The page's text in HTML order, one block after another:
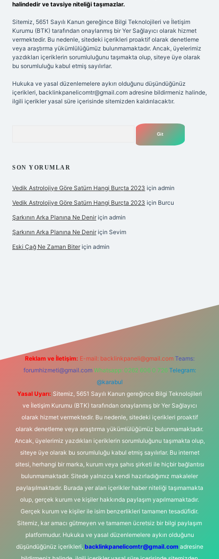
halindedir ve tavsiye niteliği taşımazlar.
Sitemiz, 5651 Sayılı Kanun gereğince Bilgi Teknolojileri ve İletişim
Kurumu (BTK) tarafından onaylanmış bir Yer Sağlayıcı olarak hizmet
vermektedir. Bu nedenle, sitedeki içerikleri proaktif olarak denetleme
veya araştırma yükümlülüğümüz bulunmamaktadır. Ancak, üyelerimiz
yazdıkları içeriklerin sorumluluğunu taşımakta olup, siteye üye olarak
bu sorumluluğu kabul etmiş sayılırlar.
Hukuka ve yasal düzenlemelere aykırı olduğunu düşündüğünüz
içerikleri, backlinkpanelicomtr@gmail.com adresine bildirmeniz halinde,
ilgili içerikler yasal süre içerisinde sitemizden kaldırılacaktır.
SON YORUMLAR
Vedik Astrolojiye Göre Satürn Hangi Burçta 2023 için admin
Vedik Astrolojiye Göre Satürn Hangi Burçta 2023 için Burcu
Şarkının Arka Planına Ne Denir için admin
Şarkının Arka Planına Ne Denir için Sevim
Eski Çağ Ne Zaman Biter için admin
Reklam ve İletişim: E-mail: backlinkpaneli@gmail.com Teams:
forumhizmeti@gmail.com Whatsapp: 0262 606 0 726 Telegram:
@karabul
Yasal Uyarı: Sitemiz, 5651 Sayılı Kanun gereğince Bilgi Teknolojileri
ve İletişim Kurumu (BTK) tarafından onaylanmış bir Yer Sağlayıcı
olarak hizmet vermektedir. Bu nedenle, sitedeki içerikleri proaktif
olarak denetleme veya araştırma yükümlülüğümüz bulunmamaktadır.
Ancak, üyelerimiz yazdıkları içeriklerin sorumluluğunu taşımakta olup,
siteye üye olarak bu sorumluluğu kabul etmiş sayılırlar. Bu internet
sitesi, herhangi bir marka, kurum veya şahıs şirketi ile hiçbir bağlantısı
bulunmamaktadır. Sitede yalnızca kendi hazırladığımız makaleler
paylaşılmaktadır. Burada yer alan içerikler haber niteliği taşımamakta
olup, gerçek kurum ve kişiler hakkında paylaşım yapılmamaktadır.
Gerçek kurum ve kişiler ile isim benzerlikleri tamamen tesadüfidir.
Sitemiz, kar amacı gütmeyen ve tamamen ücretsiz bir bilgi paylaşım
platformudur. Hukuka ve yasal düzenlemelere aykırı olduğunu
düşündüğünüz içerikleri, backlinkpanelicomtr@gmail.comadresine